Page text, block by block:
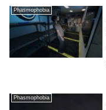
Phasmophobia
Phasmophobia